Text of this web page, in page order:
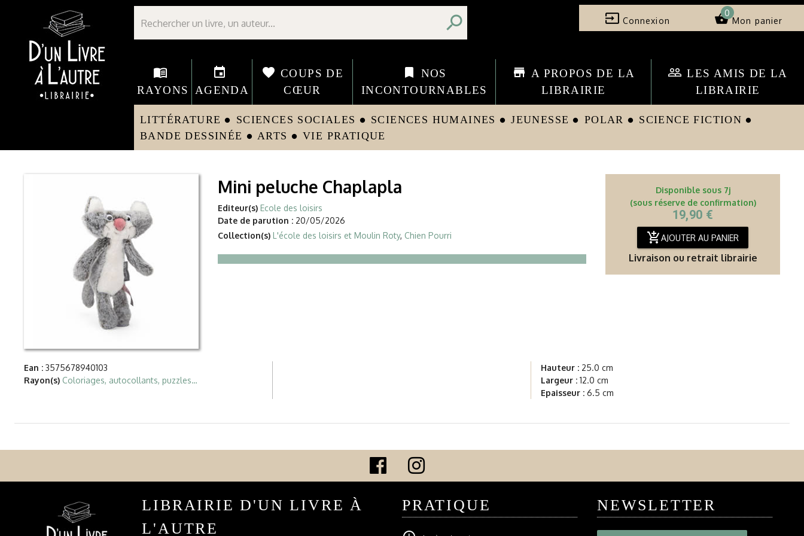
Librairie D'un livre à l'autre - Avranches
search input Connexion shopping_basket
0
Mon panier
menu_book
RAYONS
event
AGENDA
favorite COUPS DE
CŒUR
bookmark
NOS
INCONTOURNABLES
store A PROPOS DE LA
LIBRAIRIE
people_outline LES AMIS DE LA
LIBRAIRIE
LITTÉRATURE circle SCIENCES SOCIALES circle SCIENCES HUMAINES circle JEUNESSE circle POLAR circle SCIENCE FICTION circle
BANDE DESSINÉE circle ARTS circle VIE PRATIQUE
Mini peluche Chaplapla
Editeur(s) Ecole des loisirs
Date de parution : 20/05/2026
Collection(s) L'école des loisirs et Moulin Roty, Chien Pourri
Disponible sous 7j
(sous réserve de confirmation)
19,90 €
add_shopping_cartAJOUTER AU PANIER
Livraison ou retrait librairie
Ean : 3575678940103
Rayon(s) Coloriages, autocollants, puzzles…
Hauteur : 25.0 cm
Largeur : 12.0 cm
Epaisseur : 6.5 cm
LIBRAIRIE D'UN LIVRE À
L'AUTRE
PRATIQUE NEWSLETTER